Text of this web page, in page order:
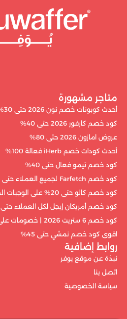
متاجر مشهورة
أحدث كوبونات خصم نون 2026 حتى 30%
كود خصم كارفور 2026 حتى 40%
عروض امازون 2026 حتى 80%
أحدث كودات خصم iHerb فعالة 100%
كود خصم تيمو فعال حتى 40%
كود خصم Farfetch لجميع العملاء حتى 50%
كود خصم كالو حتى 20% على الوجبات الصحية
كود خصم أمريكان إيجل لكل العملاء حتى 50%
كود خصم 6 ستريت 2026 | خصومات على الأحذية والملابس
اقوى كود خصم نمشي حتى 45%
روابط إضافية
نبذة عن موقع يوفر
اتصل بنا
سياسة الخصوصية